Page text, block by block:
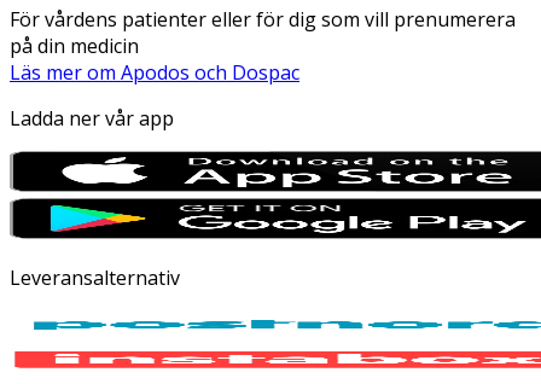
För vårdens patienter eller för dig som vill prenumerera
på din medicin
Läs mer om Apodos och Dospac
Ladda ner vår app
Leveransalternativ